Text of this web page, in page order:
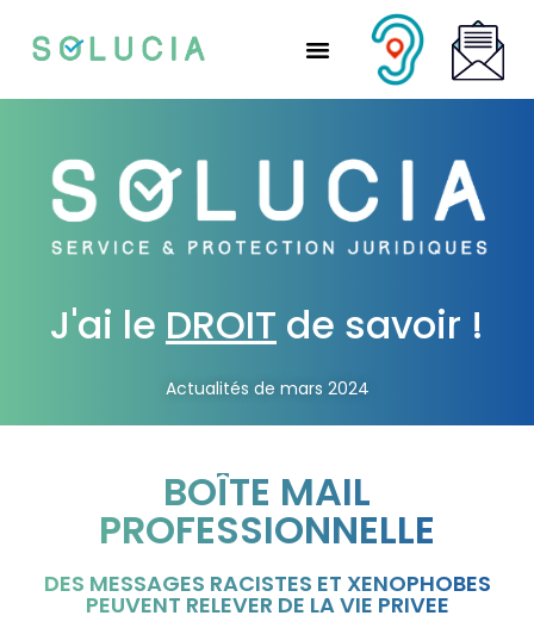
J'ai le DROIT de savoir !
Actualités de mars 2024
BOÎTE MAIL
PROFESSIONNELLE
DES MESSAGES RACISTES ET XENOPHOBES
PEUVENT RELEVER DE LA VIE PRIVEE